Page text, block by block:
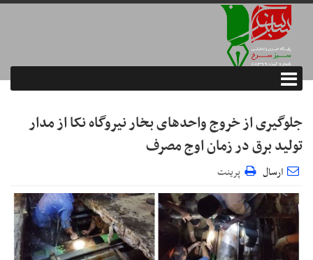
جلوگیری از خروج واحدهای بخار نیروگاه نکا از مدار
تولید برق در زمان اوج مصرف
ارسال پرینت